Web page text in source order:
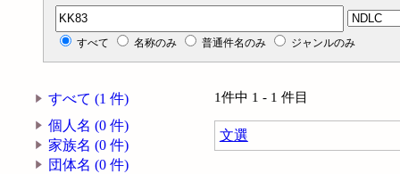
分類記号検索
すべて 名称のみ 普通件名のみ ジャンルのみ
すべて (1 件)
個人名 (0 件)
家族名 (0 件)
団体名 (0 件)
1件中 1 - 1 件目
文選